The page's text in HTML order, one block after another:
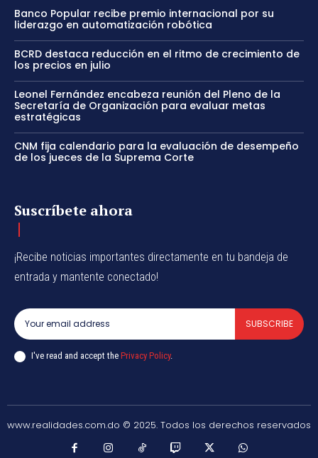
Banco Popular recibe premio internacional por su
liderazgo en automatización robótica
BCRD destaca reducción en el ritmo de crecimiento de
los precios en julio
Leonel Fernández encabeza reunión del Pleno de la
Secretaría de Organización para evaluar metas
estratégicas
CNM fija calendario para la evaluación de desempeño
de los jueces de la Suprema Corte
Suscríbete ahora
¡Recibe noticias importantes directamente en tu bandeja de
entrada y mantente conectado!
SUBSCRIBE
I've read and accept the Privacy Policy.
www.realidades.com.do © 2025. Todos los derechos reservados